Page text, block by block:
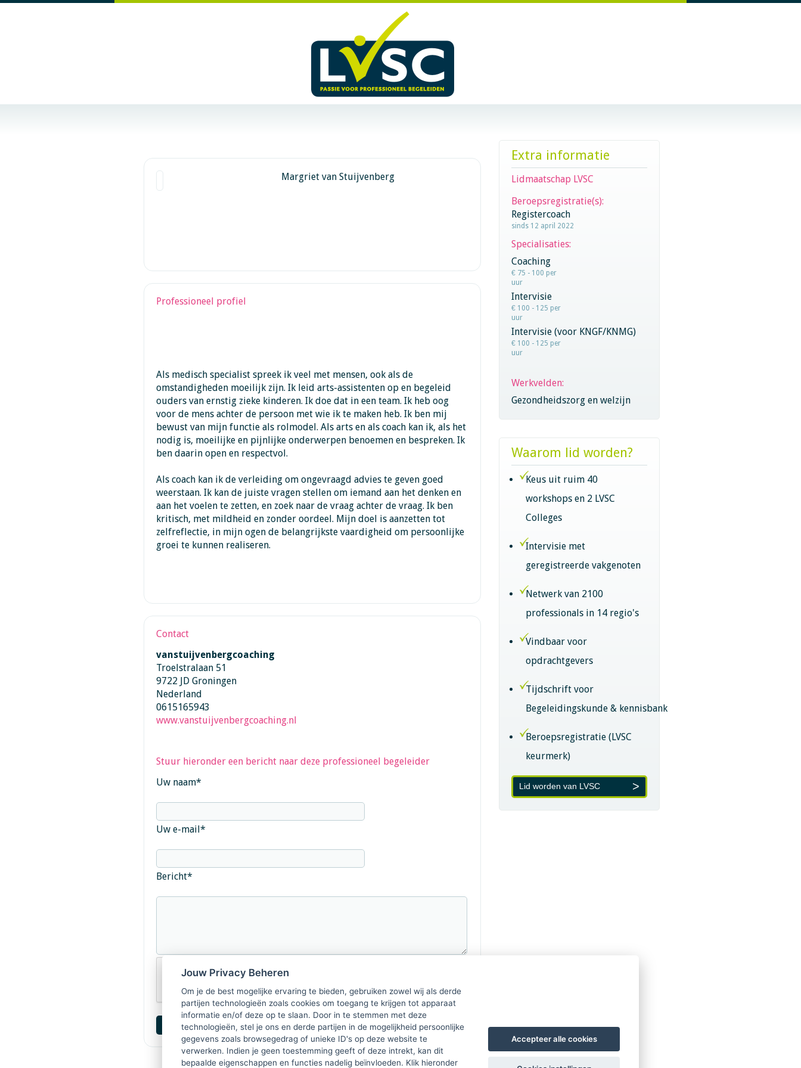
Margriet van Stuijvenberg
Professioneel profiel
Als medisch specialist spreek ik veel met mensen, ook als de
omstandigheden moeilijk zijn. Ik leid arts-assistenten op en begeleid
ouders van ernstig zieke kinderen. Ik doe dat in een team. Ik heb oog
voor de mens achter de persoon met wie ik te maken heb. Ik ben mij
bewust van mijn functie als rolmodel. Als arts en als coach kan ik, als het
nodig is, moeilijke en pijnlijke onderwerpen benoemen en bespreken. Ik
ben daarin open en respectvol.
Als coach kan ik de verleiding om ongevraagd advies te geven goed
weerstaan. Ik kan de juiste vragen stellen om iemand aan het denken en
aan het voelen te zetten, en zoek naar de vraag achter de vraag. Ik ben
kritisch, met mildheid en zonder oordeel. Mijn doel is aanzetten tot
zelfreflectie, in mijn ogen de belangrijkste vaardigheid om persoonlijke
groei te kunnen realiseren.
Contact
vanstuijvenbergcoaching
Troelstralaan 51
9722 JD Groningen
Nederland
0615165943
www.vanstuijvenbergcoaching.nl
Stuur hieronder een bericht naar deze professioneel begeleider
Uw naam*
Uw e-mail*
Bericht*
Extra informatie
Lidmaatschap LVSC
Beroepsregistratie(s):
Registercoach
sinds 12 april 2022
Specialisaties:
Coaching
€ 75 - 100 per
uur
Intervisie
€ 100 - 125 per
uur
Intervisie (voor KNGF/KNMG)
€ 100 - 125 per
uur
Werkvelden:
Gezondheidszorg en welzijn
Waarom lid worden?
Keus uit ruim 40
workshops en 2 LVSC
Colleges
Intervisie met
geregistreerde vakgenoten
Netwerk van 2100
professionals in 14 regio's
Vindbaar voor
opdrachtgevers
Tijdschrift voor
Begeleidingskunde & kennisbank
Beroepsregistratie (LVSC
keurmerk)
Lid worden van LVSC
Jouw Privacy Beheren
Om je de best mogelijke ervaring te bieden, gebruiken zowel wij als derde
partijen technologieën zoals cookies om toegang te krijgen tot apparaat
informatie en/of deze op te slaan. Door in te stemmen met deze
technologieën, stel je ons en derde partijen in de mogelijkheid persoonlijke
gegevens zoals browsegedrag of unieke ID's op deze website te
verwerken. Indien je geen toestemming geeft of deze intrekt, kan dit
bepaalde eigenschappen en functies nadelig beïnvloeden. Klik hieronder
Accepteer alle cookies